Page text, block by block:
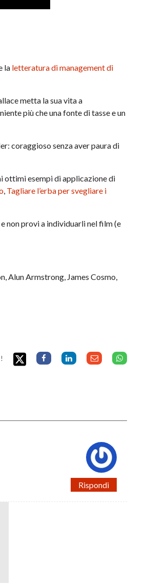
la letteratura di management di
metta la sua vita a
più che una fonte di tasse e un
coraggioso senza aver paura di
ottimi esempi di applicazione di
, Tagliare l’erba per svegliare i
e non provi a individuarli nel film (e
Alun Armstrong, James Cosmo,
Rispondi